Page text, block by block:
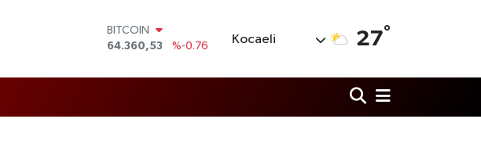
BITCOIN
64.360,53
%-0.76
47,7069
%0.17
Kocaeli 27°